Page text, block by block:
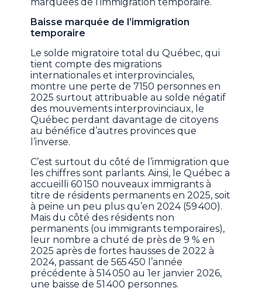
Baisse marquée de l’immigration
temporaire
Le solde migratoire total du Québec, qui
tient compte des migrations
internationales et interprovinciales,
montre une perte de 7150 personnes en
2025 surtout attribuable au solde négatif
des mouvements interprovinciaux, le
Québec perdant davantage de citoyens
au bénéfice d’autres provinces que
l’inverse.
C’est surtout du côté de l’immigration que
les chiffres sont parlants. Ainsi, le Québec a
accueilli 60 150 nouveaux immigrants à
titre de résidents permanents en 2025, soit
à peine un peu plus qu’en 2024 (59 400).
Mais du côté des résidents non
permanents (ou immigrants temporaires),
leur nombre a chuté de près de 9 % en
2025 après de fortes hausses de 2022 à
2024, passant de 565 450 l’année
précédente à 514 050 au 1er janvier 2026,
une baisse de 51 400 personnes.